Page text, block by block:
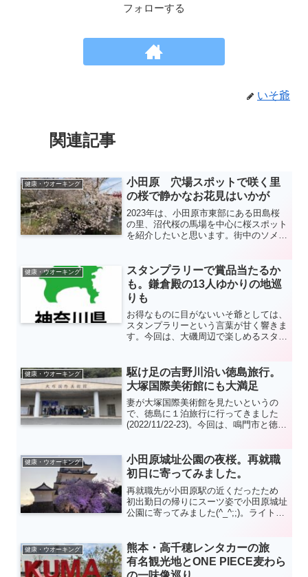
フォローする
いそ爺
関連記事
健康・ウオーキング
小田原 穴場スポットで咲く里
の桜で静かなお花見はいかが
2023年は、小田原市東部にある田島桜
の里、沼代桜の馬場を中心に桜スポット
を紹介したいと思います。街中のソメイ
が楽しめます。ハイキングがてらの花見
などいかがでしょうか。
健康・ウオーキング
スタンプラリーで賞品当たるか
も。鎌倉殿の13人ゆかりの地巡
りも
お得なものに目がないいそ爺としては、
スタンプラリーという言葉が甘く響きま
す。今回は、大磯周辺で楽しめるスタン
イキング関連のスタンプラリーを紹介し
ます。
健康・ウオーキング
駆け足の吉野川沿い徳島旅行。
大塚国際美術館にも大満足
妻が大塚国際美術館を見たいというの
で、徳島に１泊旅行に行ってきました
(2022/11/22-23)。今回は、鳴門市と徳島
大歩危峡まで足を伸ばすことにしまし
た。このため前回同様、駆け足旅行とな
りました…。
健康・ウオーキング
小田原城址公園の夜桜。再就職
初日に寄ってみました。
再就職先が小田原駅の近くだったため
初出勤日の帰りにスーツ姿で小田原城址
公園に寄ってみました(^_^;;)。ライトア
た。(2022/4/1)
健康・ウオーキング
熊本・高千穂レンタカーの旅
有名観光地とONE PIECE麦わら